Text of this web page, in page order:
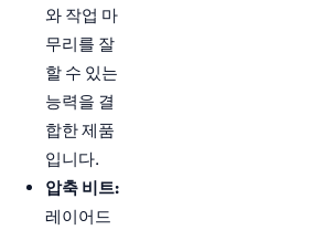
와 작업 마
무리를 잘
할 수 있는
능력을 결
합한 제품
입니다.
압축 비트:
레이어드